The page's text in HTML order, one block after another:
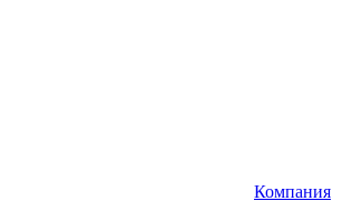
Компания